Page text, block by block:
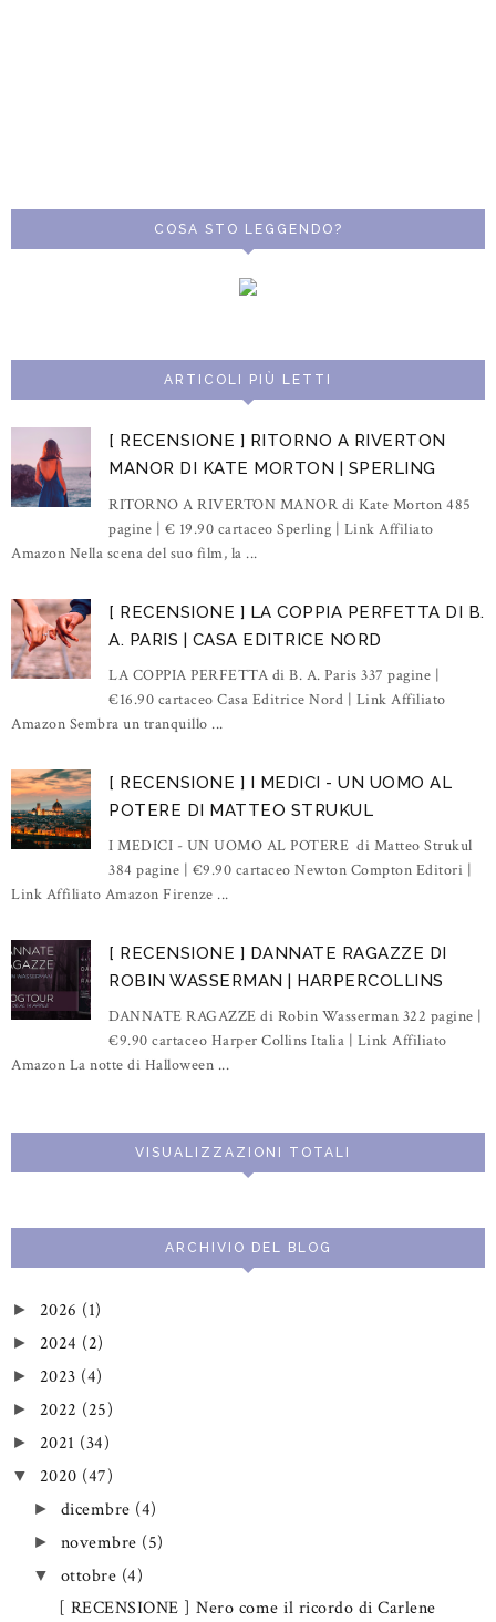
COSA STO LEGGENDO?
ARTICOLI PIÙ LETTI
[ RECENSIONE ] RITORNO A RIVERTON
MANOR DI KATE MORTON | SPERLING
RITORNO A RIVERTON MANOR di Kate Morton 485
pagine | € 19.90 cartaceo Sperling | Link Affiliato
Amazon Nella scena del suo film, la ...
[ RECENSIONE ] LA COPPIA PERFETTA DI B.
A. PARIS | CASA EDITRICE NORD
LA COPPIA PERFETTA di B. A. Paris 337 pagine |
€16.90 cartaceo Casa Editrice Nord | Link Affiliato
Amazon Sembra un tranquillo ...
[ RECENSIONE ] I MEDICI - UN UOMO AL
POTERE DI MATTEO STRUKUL
I MEDICI - UN UOMO AL POTERE di Matteo Strukul
384 pagine | €9.90 cartaceo Newton Compton Editori |
Link Affiliato Amazon Firenze ...
[ RECENSIONE ] DANNATE RAGAZZE DI
ROBIN WASSERMAN | HARPERCOLLINS
DANNATE RAGAZZE di Robin Wasserman 322 pagine |
€9.90 cartaceo Harper Collins Italia | Link Affiliato
Amazon La notte di Halloween ...
VISUALIZZAZIONI TOTALI
ARCHIVIO DEL BLOG
► 2026 (1)
► 2024 (2)
► 2023 (4)
► 2022 (25)
► 2021 (34)
▼ 2020 (47)
► dicembre (4)
► novembre (5)
▼ ottobre (4)
[ RECENSIONE ] Nero come il ricordo di Carlene